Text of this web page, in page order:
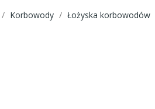
Korbowody Łożyska korbowodów